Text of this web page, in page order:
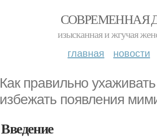
СОВРЕМЕННАЯ
изысканная и жгучая
главная новости
Как правильно
избежать появления
Введение